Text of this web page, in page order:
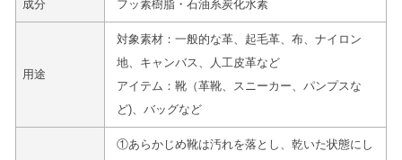
成分 フッ素樹脂・石油系炭化水素
用途
対象素材：一般的な革、起毛革、布、ナイロン
地、キャンバス、人工皮革など
アイテム：靴（革靴、スニーカー、パンプスな
ど)、バッグなど
①あらかじめ靴は汚れを落とし、乾いた状態にし